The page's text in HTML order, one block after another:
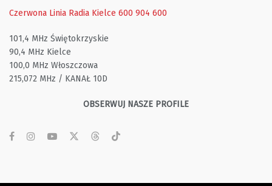
Czerwona Linia Radia Kielce 600 904 600
101,4 MHz Świętokrzyskie
90,4 MHz Kielce
100,0 MHz Włoszczowa
215,072 MHz / KANAŁ 10D
OBSERWUJ NASZE PROFILE